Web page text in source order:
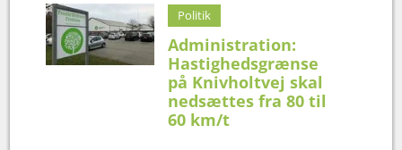
Politik
Administration:
Hastighedsgrænse
på Knivholtvej skal
nedsættes fra 80 til
60 km/t